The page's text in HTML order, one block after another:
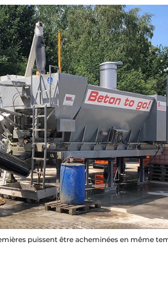
puissent être acheminées en même